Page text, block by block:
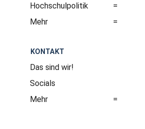
Hochschulpolitik
Mehr
KONTAKT
Das sind wir!
Socials
Mehr